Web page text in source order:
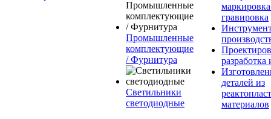
Промышленные
комплектующие
/ Фурнитура
Светильники
светодиодные
гравировка
разработка
деталей из
материалов